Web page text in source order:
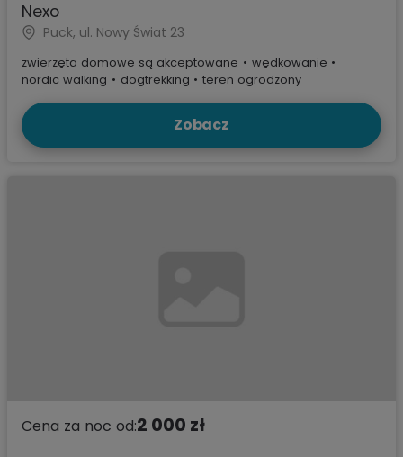
Nexo
Puck, ul. Nowy Świat 23
zwierzęta domowe są akceptowane • wędkowanie •
nordic walking • dogtrekking • teren ogrodzony
Zobacz
Cena za noc od:2 000 zł